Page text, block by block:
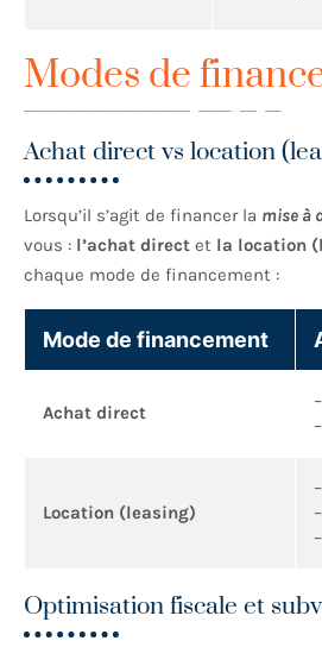
Modes de
Achat direct vs location
Lorsqu’il s’agit de financer la mise à
vous : l’achat direct et la location
chaque mode de financement :
Mode de financement
Achat direct
Location (leasing)
Optimisation fiscale et